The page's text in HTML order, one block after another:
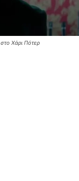
στο Χάρι Πότερ